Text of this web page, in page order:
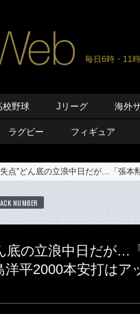
毎日6時・11
校野球 Jリーグ 海外
ラグビー フィギュア
点”どん底の立浪中日だが…「張本
NUMBER
底の立浪中日だが…
洋平2000本安打はア